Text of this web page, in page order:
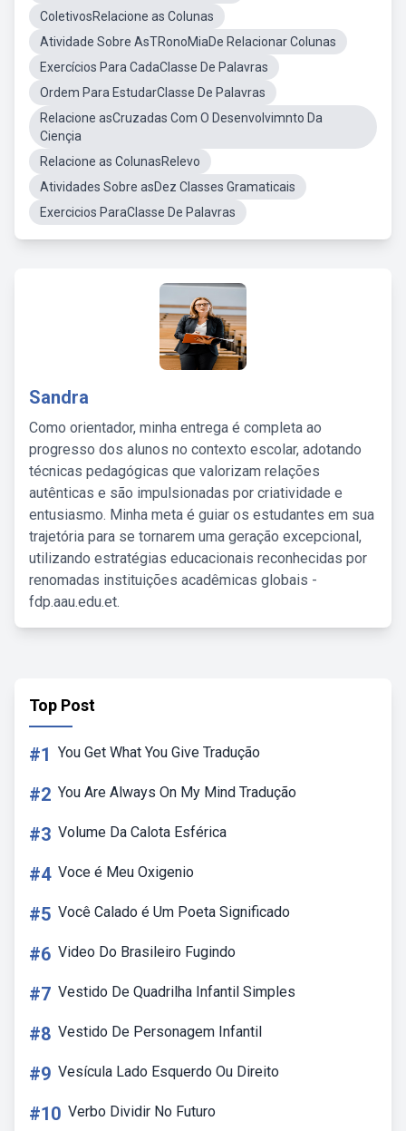
ColetivosRelacione as Colunas
Atividade Sobre AsTRonoMiaDe Relacionar Colunas
Exercícios Para CadaClasse De Palavras
Ordem Para EstudarClasse De Palavras
Relacione asCruzadas Com O Desenvolvimnto Da
Ciençia
Relacione as ColunasRelevo
Atividades Sobre asDez Classes Gramaticais
Exercicios ParaClasse De Palavras
Sandra
Como orientador, minha entrega é completa ao
progresso dos alunos no contexto escolar, adotando
técnicas pedagógicas que valorizam relações
autênticas e são impulsionadas por criatividade e
entusiasmo. Minha meta é guiar os estudantes em sua
trajetória para se tornarem uma geração excepcional,
utilizando estratégias educacionais reconhecidas por
renomadas instituições acadêmicas globais -
fdp.aau.edu.et.
Top Post
#1 You Get What You Give Tradução
#2 You Are Always On My Mind Tradução
#3 Volume Da Calota Esférica
#4 Voce é Meu Oxigenio
#5 Você Calado é Um Poeta Significado
#6 Video Do Brasileiro Fugindo
#7 Vestido De Quadrilha Infantil Simples
#8 Vestido De Personagem Infantil
#9 Vesícula Lado Esquerdo Ou Direito
#10 Verbo Dividir No Futuro